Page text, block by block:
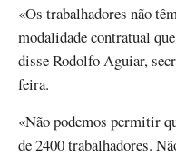
«Os trabalhadores não
modalidade contratual
disse Rodolfo Aguiar,
feira.
«Não podemos permitir
de 2400 trabalhadores.